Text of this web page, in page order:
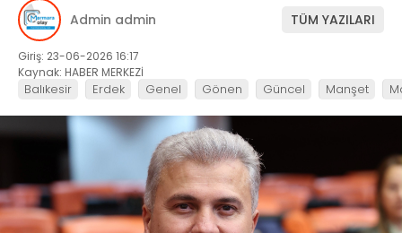
Admin admin TÜM YAZILARI
Giriş: 23-06-2026 16:17
Kaynak: HABER MERKEZİ
Balıkesir Erdek Genel Gönen Güncel Manşet